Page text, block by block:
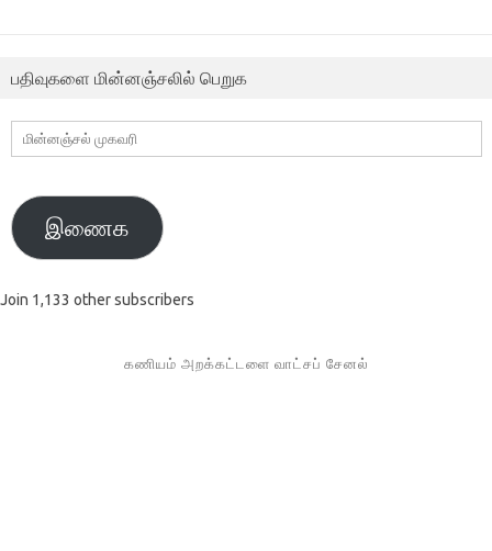
பதிவுகளை மின்னஞ்சலில் பெறுக
மின்னஞ்சல்
முகவரி
இணைக
Join 1,133 other subscribers
கணியம் அறக்கட்டளை வாட்சப் சேனல்